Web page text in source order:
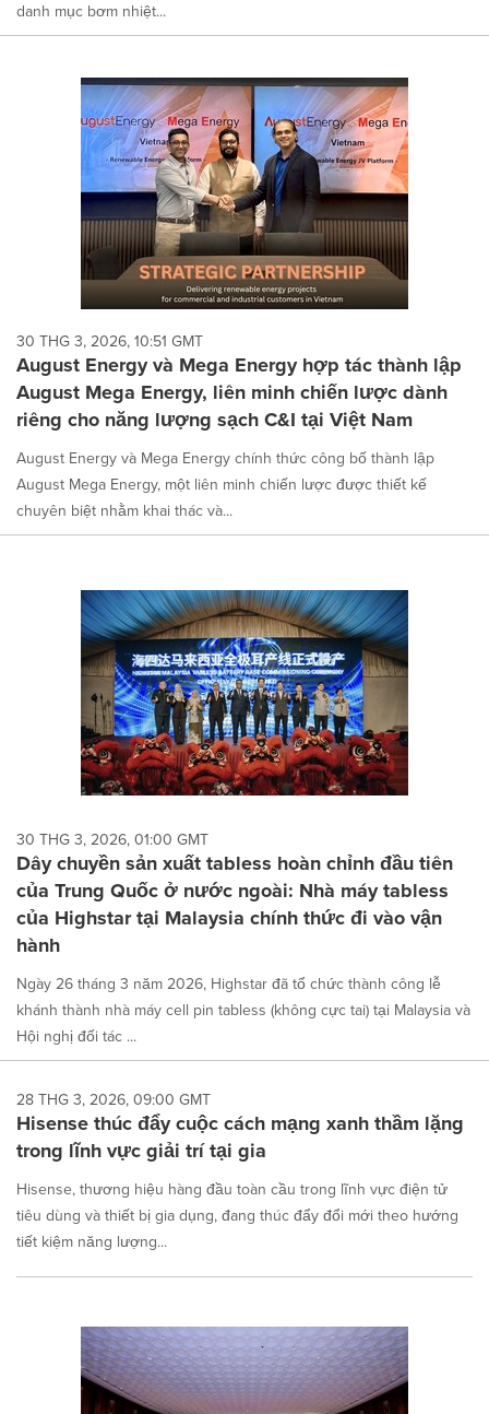
danh mục bơm nhiệt...
30 THG 3, 2026, 10:51 GMT
August Energy và Mega Energy hợp tác thành lập
August Mega Energy, liên minh chiến lược dành
riêng cho năng lượng sạch C&I tại Việt Nam
August Energy và Mega Energy chính thức công bố thành lập
August Mega Energy, một liên minh chiến lược được thiết kế
chuyên biệt nhằm khai thác và...
30 THG 3, 2026, 01:00 GMT
Dây chuyền sản xuất tabless hoàn chỉnh đầu tiên
của Trung Quốc ở nước ngoài: Nhà máy tabless
của Highstar tại Malaysia chính thức đi vào vận
hành
Ngày 26 tháng 3 năm 2026, Highstar đã tổ chức thành công lễ
khánh thành nhà máy cell pin tabless (không cực tai) tại Malaysia và
Hội nghị đối tác ...
28 THG 3, 2026, 09:00 GMT
Hisense thúc đẩy cuộc cách mạng xanh thầm lặng
trong lĩnh vực giải trí tại gia
Hisense, thương hiệu hàng đầu toàn cầu trong lĩnh vực điện tử
tiêu dùng và thiết bị gia dụng, đang thúc đẩy đổi mới theo hướng
tiết kiệm năng lượng...